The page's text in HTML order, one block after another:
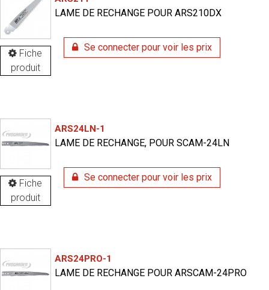
Fiche
produit
LAME DE RECHANGE POUR ARS210DX
Se connecter pour voir les prix
Fiche
produit
ARS24LN-1
LAME DE RECHANGE, POUR SCAM-24LN
Se connecter pour voir les prix
ARS24PRO-1
LAME DE RECHANGE POUR ARSCAM-24PRO